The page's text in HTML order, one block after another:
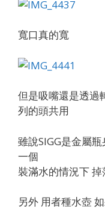
寬口真的寬
但是吸嘴還是透過
列的頭共用
雖說SIGG是金屬
一個
裝滿水的情況下
另外 用者種水壺